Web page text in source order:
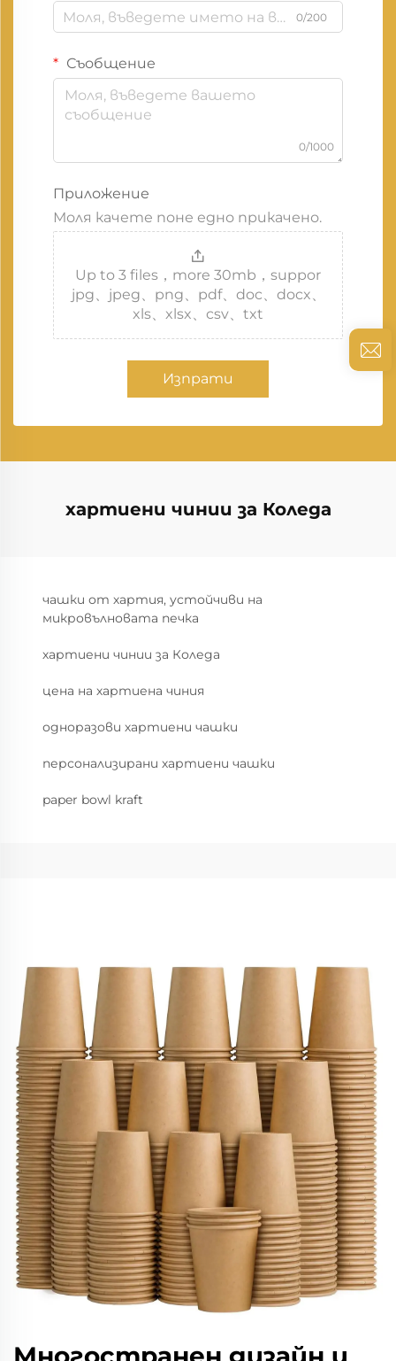
0/200
Съобщение
0/1000
Приложение
Моля качете поне едно прикачено.
Up to 3 files，more 30mb，suppor
jpg、jpeg、png、pdf、doc、docx、
xls、xlsx、csv、txt
Изпрати
хартиени чинии за Коледа
чашки от хартия, устойчиви на
микровълновата печка
хартиени чинии за Коледа
цена на хартиена чиния
одноразови хартиени чашки
персонализирани хартиени чашки
paper bowl kraft